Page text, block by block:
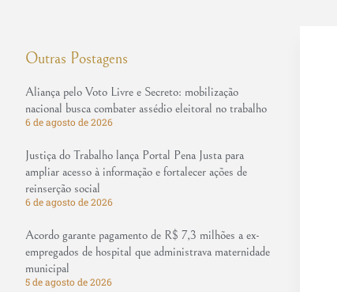
Outras Postagens
Aliança pelo Voto Livre e Secreto: mobilização
nacional busca combater assédio eleitoral no trabalho
6 de agosto de 2026
Justiça do Trabalho lança Portal Pena Justa para
ampliar acesso à informação e fortalecer ações de
reinserção social
6 de agosto de 2026
Acordo garante pagamento de R$ 7,3 milhões a ex-
empregados de hospital que administrava maternidade
municipal
5 de agosto de 2026